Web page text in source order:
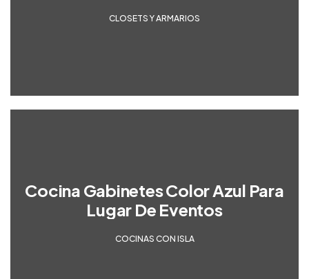
CLOSETS Y ARMARIOS
Cocina Gabinetes Color Azul Para
Lugar De Eventos
COCINAS CON ISLA